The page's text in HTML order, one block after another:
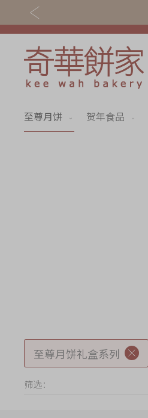
关于奇华
至尊月饼 贺年食品
至尊月饼礼盒系列
筛选：